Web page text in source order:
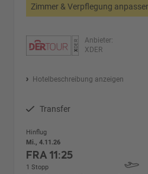
Zimmer & Verpflegung
Anbieter:
XDER
Hotelbeschreibung anzeigen
Transfer
Hinflug
Mi., 4.11.26
FRA11:25
1 Stopp